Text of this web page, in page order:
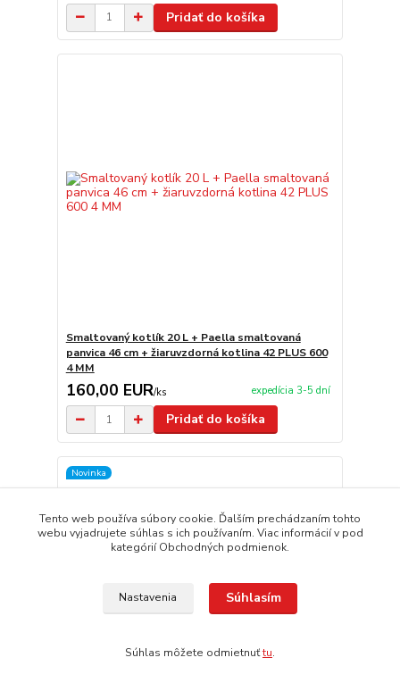
Pridať do košíka
Smaltovaný kotlík 20 L + Paella smaltovaná
panvica 46 cm + žiaruvzdorná kotlina 42 PLUS 600
4 MM
160,00 EUR/ks expedícia 3-5 dní
Pridať do košíka
Novinka
Tento web používa súbory cookie. Ďalším prechádzaním tohto
webu vyjadrujete súhlas s ich používaním. Viac informácií v pod
kategórií Obchodných podmienok.
Nastavenia Súhlasím
Súhlas môžete odmietnuťtu.